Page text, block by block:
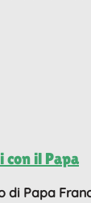
il Papa
di Papa